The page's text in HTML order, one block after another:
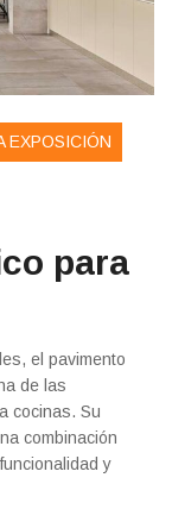
EXPOSICIÓN
para
el pavimento
de las
cocinas. Su
combinación
y